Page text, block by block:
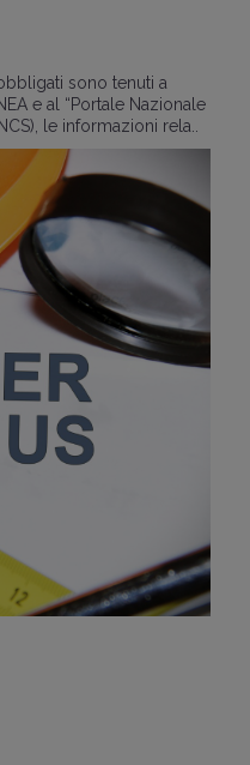
sono tenuti a
e al “Portale Nazionale
le informazioni rela..